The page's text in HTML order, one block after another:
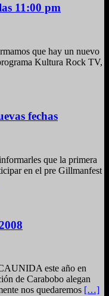
11:00 pm
que hay un nuevo
Kultura Rock TV,
fechas
que la primera
en el pre Gillmanfest
este año en
de Carabobo alegan
nos quedaremos […]